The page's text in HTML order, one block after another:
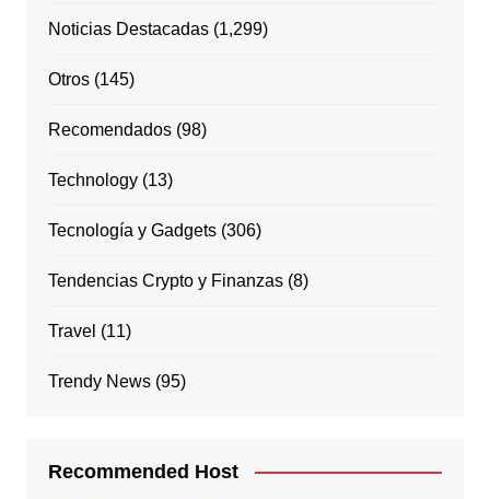
Noticias Destacadas(1,299)
Otros(145)
Recomendados(98)
Technology(13)
Tecnología y Gadgets(306)
Tendencias Crypto y Finanzas(8)
Travel (11)
Trendy News(95)
Recommended Host